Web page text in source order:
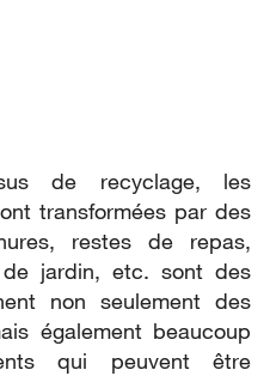
de recyclage, les
transformées par des
restes de repas,
jardin, etc. sont des
non seulement des
également beaucoup
qui peuvent être